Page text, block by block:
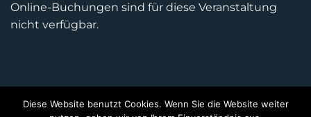
Online-Buchungen sind für diese Veranstaltung
nicht verfügbar.
DATENSCHUTZERKLÄRUNG IMPRESSUM KONTAKT
Diese Website benutzt Cookies. Wenn Sie die Website weiter